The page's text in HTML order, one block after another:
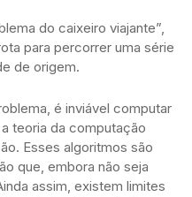
do caixeiro viajante”,
para percorrer uma série
de origem.
é inviável computar
teoria da computação
Esses algoritmos são
que, embora não seja
assim, existem limites